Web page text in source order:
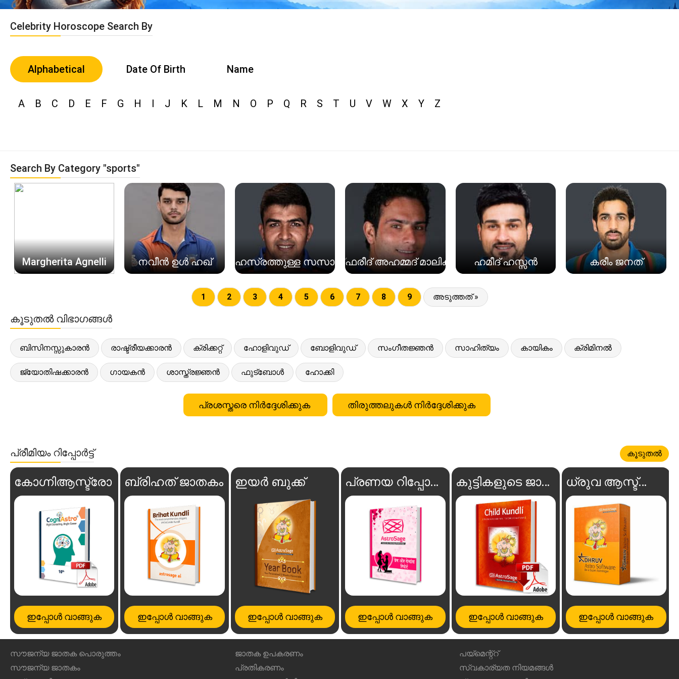
Celebrity Horoscope Search By
Alphabetical Date Of Birth Name
A B C D E F G H I J K L M N O P Q R S T U V W X Y Z
Search By Category "sports"
Margherita Agnelli നവീൻ ഉൾ ഹഖ് ഹസ്രത്തുള്ള സസായ് ഫരീദ് അഹമ്മദ് മാലിക് ഹമീദ് ഹസ്സൻ കരീം ജനത്
1 2 3 4 5 6 7 8 9 അടുത്തത് »
കൂടുതൽ വിഭാഗങ്ങൾ
ബിസിനസ്സുകാരൻ രാഷ്ട്രീയക്കാരൻ ക്രിക്കറ്റ് ഹോളിവുഡ് ബോളിവുഡ് സംഗീതജ്ഞൻ സാഹിത്യം കായികം ക്രിമിനൽ
ജ്യോതിഷക്കാരൻ ഗായകൻ ശാസ്ത്രജ്ഞൻ ഫുട്ബോൾ ഹോക്കി
പ്രശസ്തരെ നിർദ്ദേശിക്കുക തിരുത്തലുകൾ നിർദ്ദേശിക്കുക
പ്രീമിയം റിപ്പോർട്ട് കൂടുതൽ
കോഗ്നിആസ്ട്രോ
ഇപ്പോൾ വാങ്ങുക
ബ്രിഹത് ജാതകം
ഇപ്പോൾ വാങ്ങുക
ഇയർ ബുക്ക്
ഇപ്പോൾ വാങ്ങുക
പ്രണയ റിപ്പോർട്ട്
ഇപ്പോൾ വാങ്ങുക
കുട്ടികളുടെ ജാതകം
ഇപ്പോൾ വാങ്ങുക
ധ്രുവ ആസ്ട്രോ സോഫ്റ്റ്‌വെയർ
ഇപ്പോൾ വാങ്ങുക
സൗജന്യ ജാതക പൊരുത്തം
സൗജന്യ ജാതകം
ജാതക ഉപകരണം
പ്രതികരണം
പയ്മെന്റ്റ്
സ്വകാര്യത നിയമങ്ങൾ